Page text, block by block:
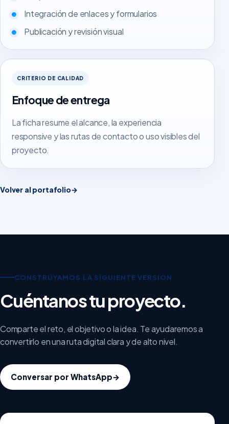
Integración de enlaces y formularios
Publicación y revisión visual
CRITERIO DE CALIDAD
Enfoque de entrega
La ficha resume el alcance, la experiencia
responsive y las rutas de contacto o uso visibles del
proyecto.
Volver al portafolio→
CONSTRUYAMOS LA SIGUIENTE VERSIÓN
Cuéntanos tu proyecto.
Comparte el reto, el objetivo o la idea. Te ayudaremos a
convertirlo en una ruta digital clara y de alto nivel.
Conversar por WhatsApp→